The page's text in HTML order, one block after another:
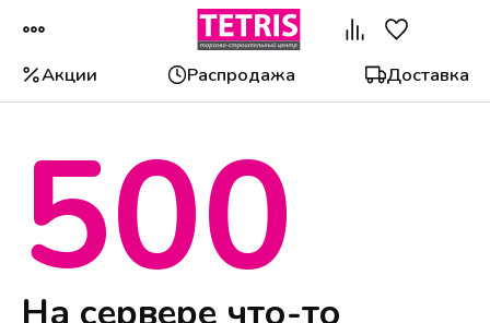
Акции Распродажа Доставка
500
На сервере что-то